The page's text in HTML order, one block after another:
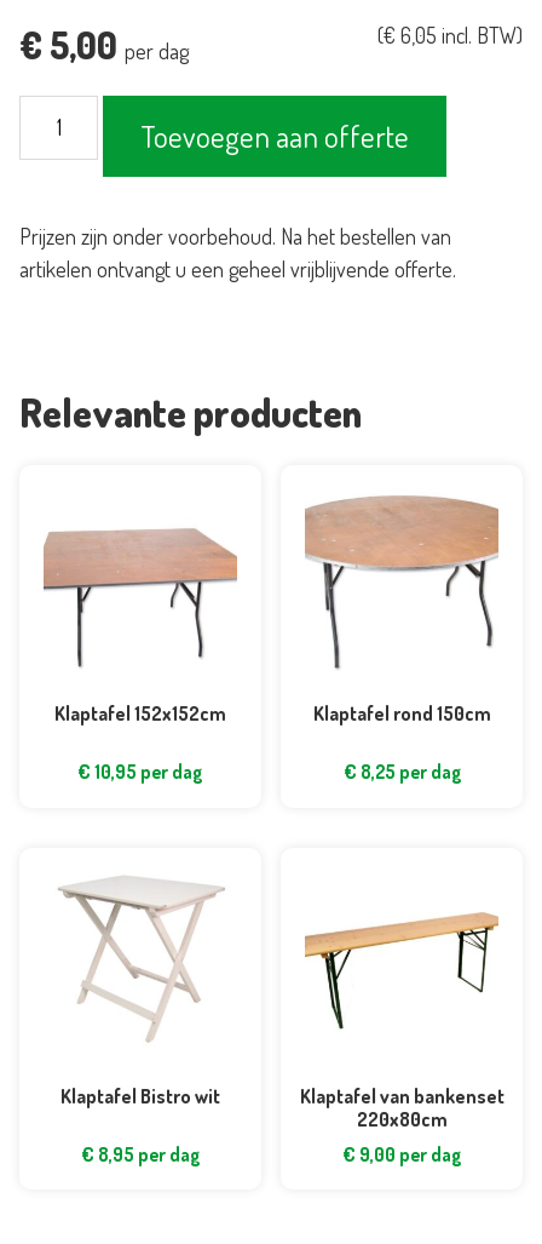
€ 5,00 per dag
(€ 6,05 incl. BTW)
122x76cm
Toevoegen aan offerte
Prijzen zijn onder voorbehoud. Na het bestellen van
artikelen ontvangt u een geheel vrijblijvende offerte.
Relevante producten
Klaptafel 152x152cm
€ 10,95 per dag
Klaptafel rond 150cm
€ 8,25 per dag
Klaptafel Bistro wit
€ 8,95 per dag
Klaptafel van bankenset
220x80cm
€ 9,00 per dag